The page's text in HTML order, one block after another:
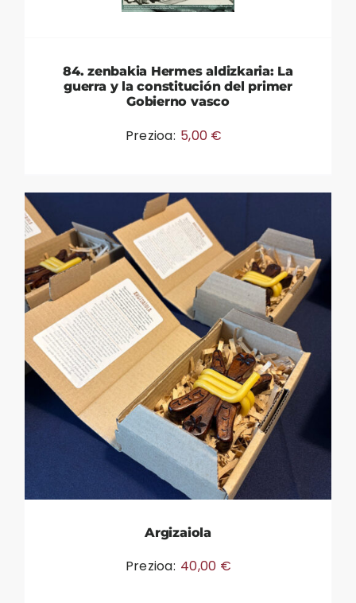
84. zenbakia Hermes aldizkaria: La
guerra y la constitución del primer
Gobierno vasco
Prezioa: 5,00 €
Argizaiola
Prezioa: 40,00 €